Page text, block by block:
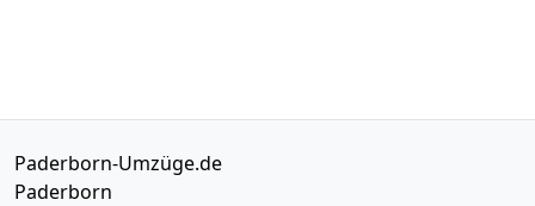
Paderborn-Umzüge.de
Paderborn